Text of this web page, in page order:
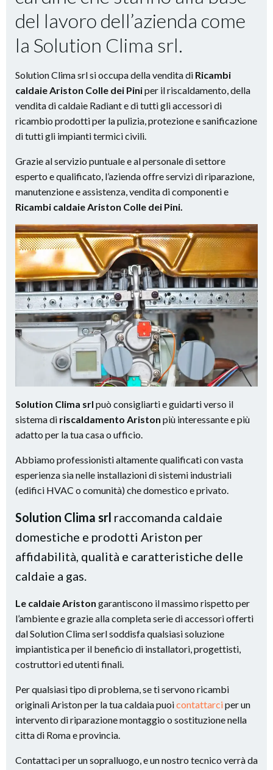
del lavoro dell’azienda come
la Solution Clima srl.
Solution Clima srl si occupa della vendita di Ricambi
caldaie Ariston Colle dei Piniper il riscaldamento, della
vendita di caldaie Radiant e di tutti gli accessori di
ricambio prodotti per la pulizia, protezione e sanificazione
di tutti gli impianti termici civili.
Grazie al servizio puntuale e al personale di settore
esperto e qualificato, l’azienda offre servizi di riparazione,
manutenzione e assistenza, vendita di componenti e
Ricambi caldaie Ariston Colle dei Pini.
Solution Clima srl può consigliarti e guidarti verso il
sistema di riscaldamento Ariston più interessante e più
adatto per la tua casa o ufficio.
Abbiamo professionisti altamente qualificati con vasta
esperienza sia nelle installazioni di sistemi industriali
(edifici HVAC o comunità) che domestico e privato.
Solution Clima srl raccomanda caldaie
domestiche e prodotti Ariston per
affidabilità, qualità e caratteristiche delle
caldaie a gas.
Le caldaie Ariston garantiscono il massimo rispetto per
l’ambiente e grazie alla completa serie di accessori offerti
dal Solution Clima serl soddisfa qualsiasi soluzione
impiantistica per il beneficio di installatori, progettisti,
costruttori ed utenti finali.
Per qualsiasi tipo di problema, se ti servono ricambi
originali Ariston per la tua caldaia puoicontattarciper un
intervento di riparazione montaggio o sostituzione nella
citta di Roma e provincia.
Contattaci per un sopralluogo, e un nostro tecnico verrà da